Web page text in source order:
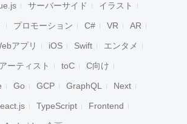
サーバーサイド イラスト
プロモーション C# VR AR
アプリ iOS Swift エンタメ
アーティスト toC C向け
Go GCP GraphQL Next
TypeScript Frontend